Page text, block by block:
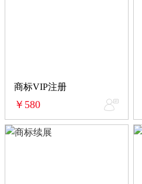
商标VIP注册
￥580